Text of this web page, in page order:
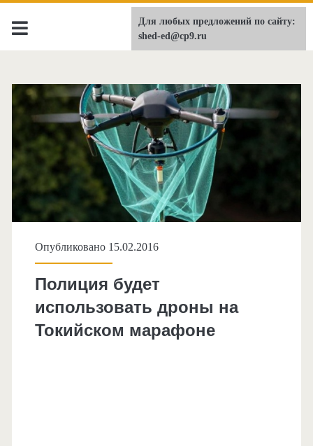
shed-ed.ru
Опубликовано 15.02.2016
Полиция будет
использовать дроны на
Токийском марафоне
Для любых предложений по сайту:
shed-ed@cp9.ru